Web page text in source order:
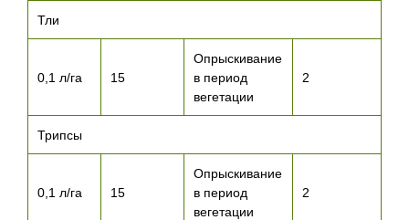
Тли
0,1 л/га 15
Опрыскивание
в период
вегетации
2
Трипсы
0,1 л/га 15
Опрыскивание
в период
вегетации
2